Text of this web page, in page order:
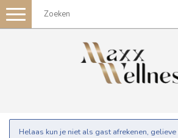
Toggle
navigation
Helaas kun je niet als gast afrekenen,